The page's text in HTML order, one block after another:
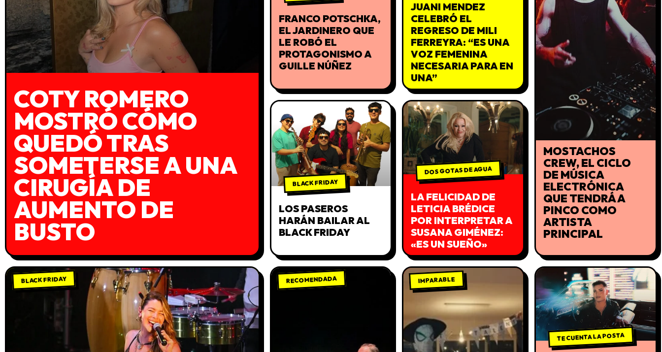
COTY ROMERO
MOSTRÓ CÓMO
QUEDÓ TRAS
SOMETERSE A UNA
CIRUGÍA DE
AUMENTO DE
BUSTO
FRANCO POTSCHKA,
EL JARDINERO QUE
LE ROBÓ EL
PROTAGONISMO A
GUILLE NÚÑEZ
JUANI MENDEZ
CELEBRÓ EL
REGRESO DE MILI
FERREYRA: “ES UNA
VOZ FEMENINA
NECESARIA PARA EN
UNA”
BLACK FRIDAY
LOS PASEROS
HARÁN BAILAR AL
BLACK FRIDAY
DOS GOTAS DE AGUA
LA FELICIDAD DE
LETICIA BRÉDICE
POR INTERPRETAR A
SUSANA GIMÉNEZ:
«ES UN SUEÑO»
MOSTACHOS
CREW, EL CICLO
DE MÚSICA
ELECTRÓNICA
QUE TENDRÁ A
PINCO COMO
ARTISTA
PRINCIPAL
BLACK FRIDAY RECOMENDADA IMPARABLE
TE CUENTA LA POSTA